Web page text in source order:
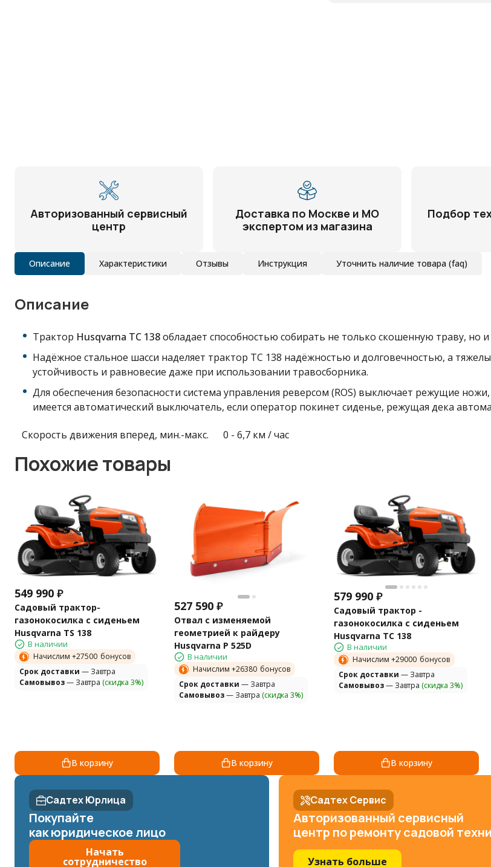
Авторизованный сервисный
центр
Доставка по Москве и МО
экспертом из магазина
Подбор
Описание Характеристики Отзывы Инструкция Уточнить наличие товара (faq)
Описание
Трактор Husqvarna TC 138обладает способностью собирать не только скошенную траву, но
Надёжное стальное шасси наделяет трактор TC 138 надёжностью и долговечностью, а
устойчивость и равновесие даже при использовании травосборника.
Для обеспечения безопасности система управления реверсом (ROS) выключает режущие
имеется автоматический выключатель, если оператор покинет сиденье, режущая дека
Скорость движения вперед, мин.-макс. 0 - 6,7 км / час
Похожие товары
549 990 ₽
Садовый трактор-
газонокосилка с сиденьем
Husqvarna TS 138
В наличии
Начислим +27500 бонусов
Cрок доставки — Завтра
Самовывоз— Завтра (скидка 3%)
В корзину
527 590 ₽
Отвал с изменяемой
геометрией к райдеру
Husqvarna P 525D
В наличии
Начислим +26380 бонусов
Cрок доставки — Завтра
Самовывоз— Завтра (скидка 3%)
В корзину
579 990 ₽
Садовый трактор -
газонокосилка с сиденьем
Husqvarna TС 138
В наличии
Начислим +29000 бонусов
Cрок доставки — Завтра
Самовывоз— Завтра (скидка 3%)
В корзину
Садтех Юрлица
Покупайте
как юридическое лицо
Начать
сотрудничество
Садтех Сервис
Авторизованный сервисный
центр по ремонту садовой
Узнать больше